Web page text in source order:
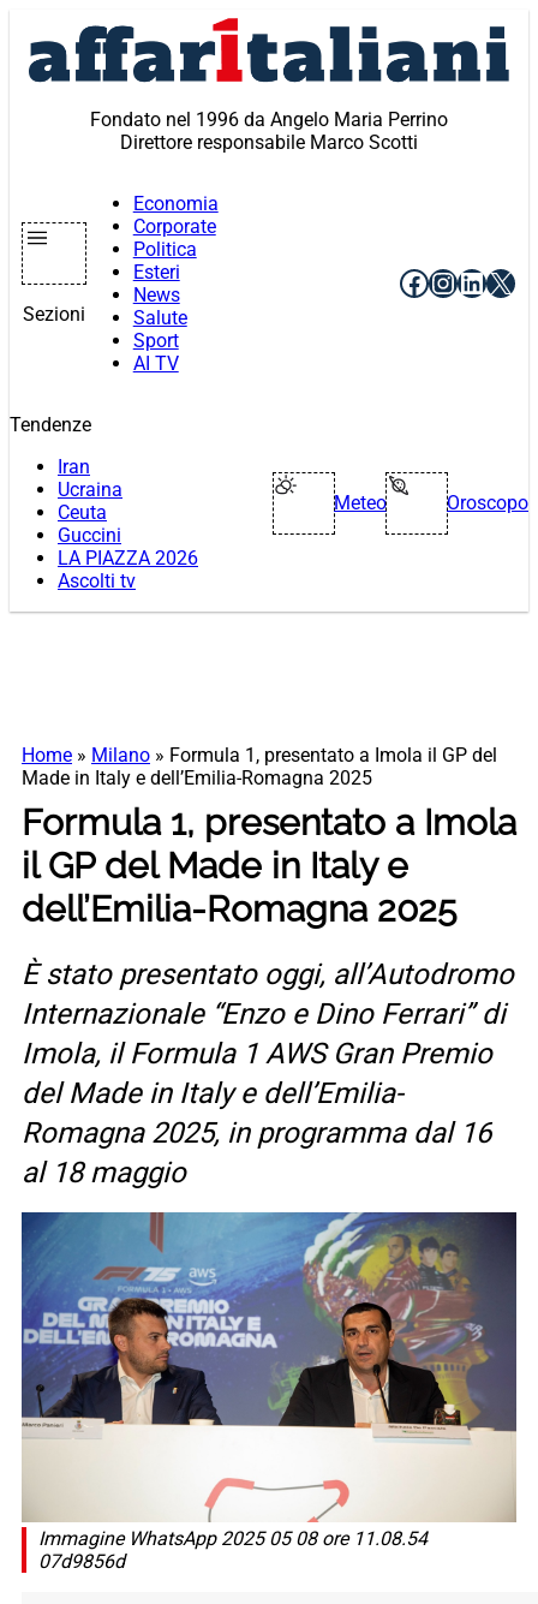
contenuto
Fondato nel 1996 da Angelo Maria Perrino
Direttore responsabile Marco Scotti
Sezioni
Economia
Corporate
Politica
Esteri
News
Salute
Sport
AI TV
Facebook
X
Tendenze
Iran
Ucraina
Ceuta
Guccini
LA PIAZZA 2026
Ascolti tv
Meteo Oroscopo
Home » Milano » Formula 1, presentato a Imola il GP del
Made in Italy e dell’Emilia-Romagna 2025
Formula 1, presentato a Imola
il GP del Made in Italy e
dell’Emilia-Romagna 2025
È stato presentato oggi, all’Autodromo
Internazionale “Enzo e Dino Ferrari” di
Imola, il Formula 1 AWS Gran Premio
del Made in Italy e dell’Emilia-
Romagna 2025, in programma dal 16
al 18 maggio
Immagine WhatsApp 2025 05 08 ore 11.08.54
07d9856d